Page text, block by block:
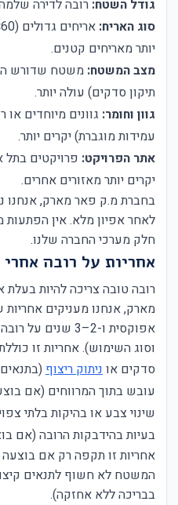
גודל השטח: רובה לדירה
סוג האריח:
יותר מאריחים קטנים.
מצב המשטח: משטח שדורש
תיקון סדקים) עולה יותר.
גוון וחומר: גוונים מיוחדים
עמידות מוגברת) יקרים יותר.
אתר הפרויקט: פרויקטים בתל
יקרים יותר מאזורים אחרים.
בחברת מ.ק פאר מארק, אנחנו
לאחר אפיון מלא. אין הפתעות
חלק מערכי החברה שלנו.
אחריות על רובה אחרי
רובה טובה צריכה להיות
מארק, אנחנו מעניקים
אפוקסית ו-2–3
וסוג השימוש). אחריות זו
סדקים אוניתוק ריצוף
עובש בתוך המרווחים (אם
שינוי צבע או בהיקות בלתי
בעיות בהידבקות הרובה (אם
אחריות זו תקפה רק אם
המשטח לא חשוף לתנאים
בבריכה ללא אחזקה).